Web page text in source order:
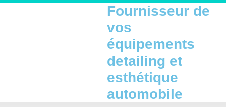
Fournisseur de
vos
équipements
detailing et
esthétique
automobile